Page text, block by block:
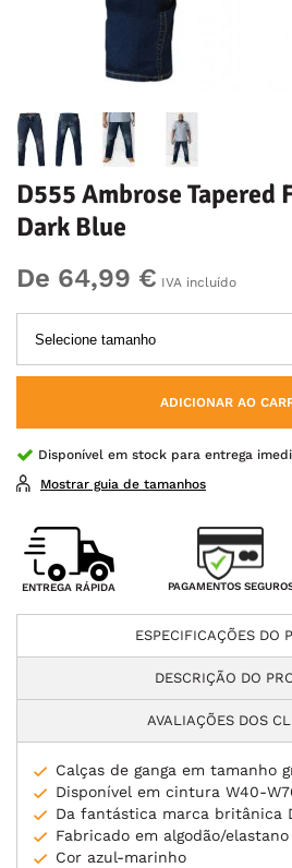
D555 Ambrose Tapered
Dark Blue
De 64,99 € IVA incluído
ADICIONAR AO
Disponível em stock para entrega
Mostrar guia de tamanhos
ENTREGA RÁPIDA PAGAMENTOS
ESPECIFICAÇÕES DO
DESCRIÇÃO DO
AVALIAÇÕES DOS
Calças de ganga em tamanho
Disponível em cintura W40-
Da fantástica marca britânica
Fabricado em algodão/elastano
Cor azul-marinho